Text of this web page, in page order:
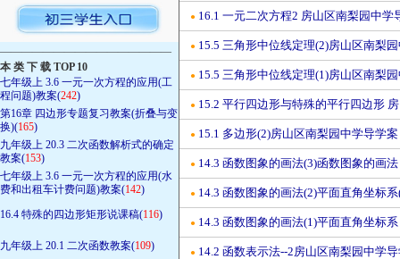
————————————————
本 类 下 载 TOP 10
七年级上 3.6 一元一次方程的应用(工
程问题)教案(242)
第16章 四边形专题复习教案(折叠与变
换)(165)
九年级上 20.3 二次函数解析式的确定
教案(153)
七年级上 3.6 一元一次方程的应用(水
费和出租车计费问题)教案(142)
16.4 特殊的四边形矩形说课稿(116)
九年级上 20.1 二次函数教案(109)
● 16.1 一元二次方程2 房山区南梨园中学
● 15.5 三角形中位线定理(2)房山区南梨
● 15.5 三角形中位线定理(1)房山区南梨
● 15.2 平行四边形与特殊的平行四边形
● 15.1 多边形(2)房山区南梨园中学导学案
● 14.3 函数图象的画法(3)函数图象的画
● 14.3 函数图象的画法(2)平面直角坐标
● 14.3 函数图象的画法(1)平面直角坐标
● 14.2 函数表示法--2房山区南梨园中学